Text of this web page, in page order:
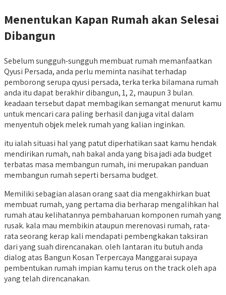
Menentukan Kapan Rumah akan Selesai
Dibangun
Sebelum sungguh-sungguh membuat rumah memanfaatkan
Qyusi Persada, anda perlu meminta nasihat terhadap
pemborong serupa qyusi persada, terka terka bilamana rumah
anda itu dapat berakhir dibangun, 1, 2, maupun 3 bulan.
keadaan tersebut dapat membagikan semangat menurut kamu
untuk mencari cara paling berhasil dan juga vital dalam
menyentuh objek melek rumah yang kalian inginkan.
itu ialah situasi hal yang patut diperhatikan saat kamu hendak
mendirikan rumah, nah bakal anda yang bisa jadi ada budget
terbatas masa membangun rumah, ini merupakan panduan
membangun rumah seperti bersama budget.
Memiliki sebagian alasan orang saat dia mengakhirkan buat
membuat rumah, yang pertama dia berharap mengalihkan hal
rumah atau kelihatannya pembaharuan komponen rumah yang
rusak. kala mau membikin ataupun merenovasi rumah, rata-
rata seorang kerap kali mendapati pembengkakan taksiran
dari yang suah direncanakan. oleh lantaran itu butuh anda
dialog atas Bangun Kosan Terpercaya Manggarai supaya
pembentukan rumah impian kamu terus on the track oleh apa
yang telah direncanakan.